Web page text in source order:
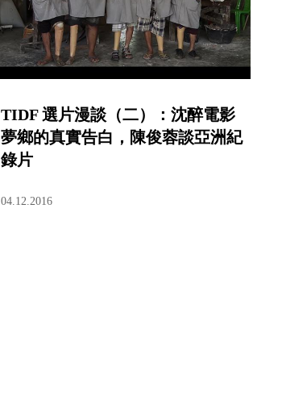
TIDF 選片漫談（二）：沈醉電影
夢鄉的真實告白，陳俊蓉談亞洲紀
錄片
04.12.2016